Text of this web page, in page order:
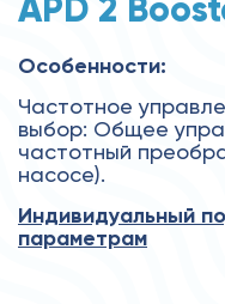
Особенности:
Частотное
выбор: Общее
частотный
насосе).
Индивидуальный
параметрам